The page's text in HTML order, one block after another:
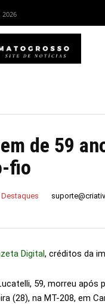
2026
de 59
fio
Destaques
Digital, créditos da
59, morreu
(28), na MT-208, em